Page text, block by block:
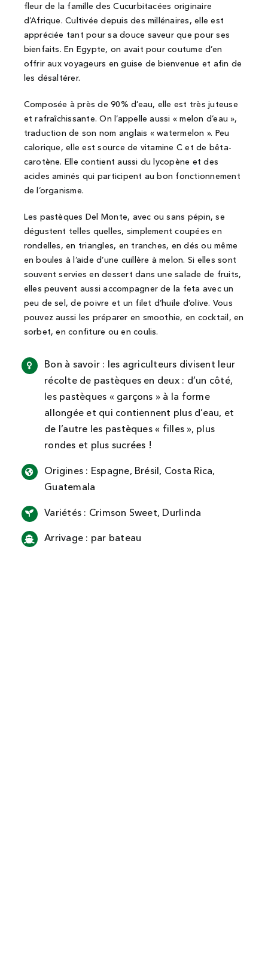
fleur de la famille des Cucurbitacées originaire
d’Afrique. Cultivée depuis des millénaires, elle est
appréciée tant pour sa douce saveur que pour ses
bienfaits. En Egypte, on avait pour coutume d’en
offrir aux voyageurs en guise de bienvenue et afin de
les désaltérer.
Composée à près de 90% d’eau, elle est très juteuse
et rafraîchissante. On l’appelle aussi « melon d’eau »,
traduction de son nom anglais « watermelon ». Peu
calorique, elle est source de vitamine C et de bêta-
carotène. Elle contient aussi du lycopène et des
acides aminés qui participent au bon fonctionnement
de l’organisme.
Les pastèques Del Monte, avec ou sans pépin, se
dégustent telles quelles, simplement coupées en
rondelles, en triangles, en tranches, en dés ou même
en boules à l’aide d’une cuillère à melon. Si elles sont
souvent servies en dessert dans une salade de fruits,
elles peuvent aussi accompagner de la feta avec un
peu de sel, de poivre et un filet d’huile d’olive. Vous
pouvez aussi les préparer en smoothie, en cocktail, en
sorbet, en confiture ou en coulis.
Bon à savoir : les agriculteurs divisent leur
récolte de pastèques en deux : d’un côté,
les pastèques « garçons » à la forme
allongée et qui contiennent plus d’eau, et
de l’autre les pastèques « filles », plus
rondes et plus sucrées !
Origines : Espagne, Brésil, Costa Rica,
Guatemala
Variétés : Crimson Sweet, Durlinda
Arrivage : par bateau